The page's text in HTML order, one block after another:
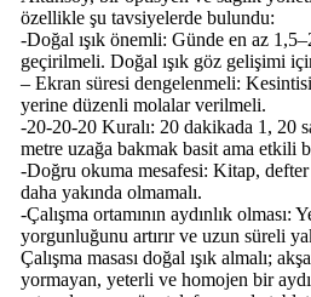
özellikle şu tavsiyelerde bulundu:
-Doğal ışık önemli: Günde en az
geçirilmeli. Doğal ışık göz gelişimi
– Ekran süresi dengelenmeli:
yerine düzenli molalar verilmeli.
-20-20-20 Kuralı: 20 dakikada 1, 20
metre uzağa bakmak basit ama etkili
-Doğru okuma mesafesi: Kitap,
daha yakında olmamalı.
-Çalışma ortamının aydınlık olması:
yorgunluğunu artırır ve uzun süreli
Çalışma masası doğal ışık almalı;
yormayan, yeterli ve homojen bir